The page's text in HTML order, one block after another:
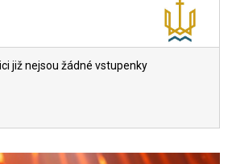
již nejsou žádné vstupenky